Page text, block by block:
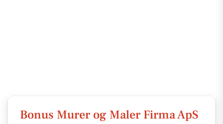
Bonus Murer og Maler Firma ApS